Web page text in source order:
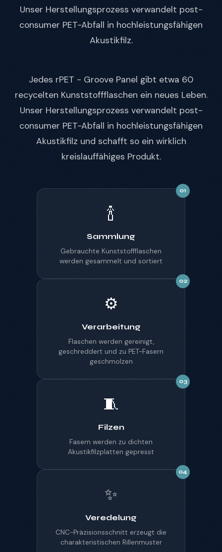
Unser Herstellungsprozess verwandelt post-
consumer PET-Abfall in hochleistungsfähigen
Akustikfilz.
Jedes rPET - Groove Panel gibt etwa 60
recycelten Kunststoffflaschen ein neues Leben.
Unser Herstellungsprozess verwandelt post-
consumer PET-Abfall in hochleistungsfähigen
Akustikfilz und schafft so ein wirklich
kreislauffähiges Produkt.
🍾
01
Sammlung
Gebrauchte Kunststoffflaschen
werden gesammelt und sortiert
⚙️
02
Verarbeitung
Flaschen werden gereinigt,
geschreddert und zu PET-Fasern
geschmolzen
🧵
03
Filzen
Fasern werden zu dichten
Akustikfilzplatten gepresst
✨
04
Veredelung
CNC-Präzisionsschnitt erzeugt die
charakteristischen Rillenmuster